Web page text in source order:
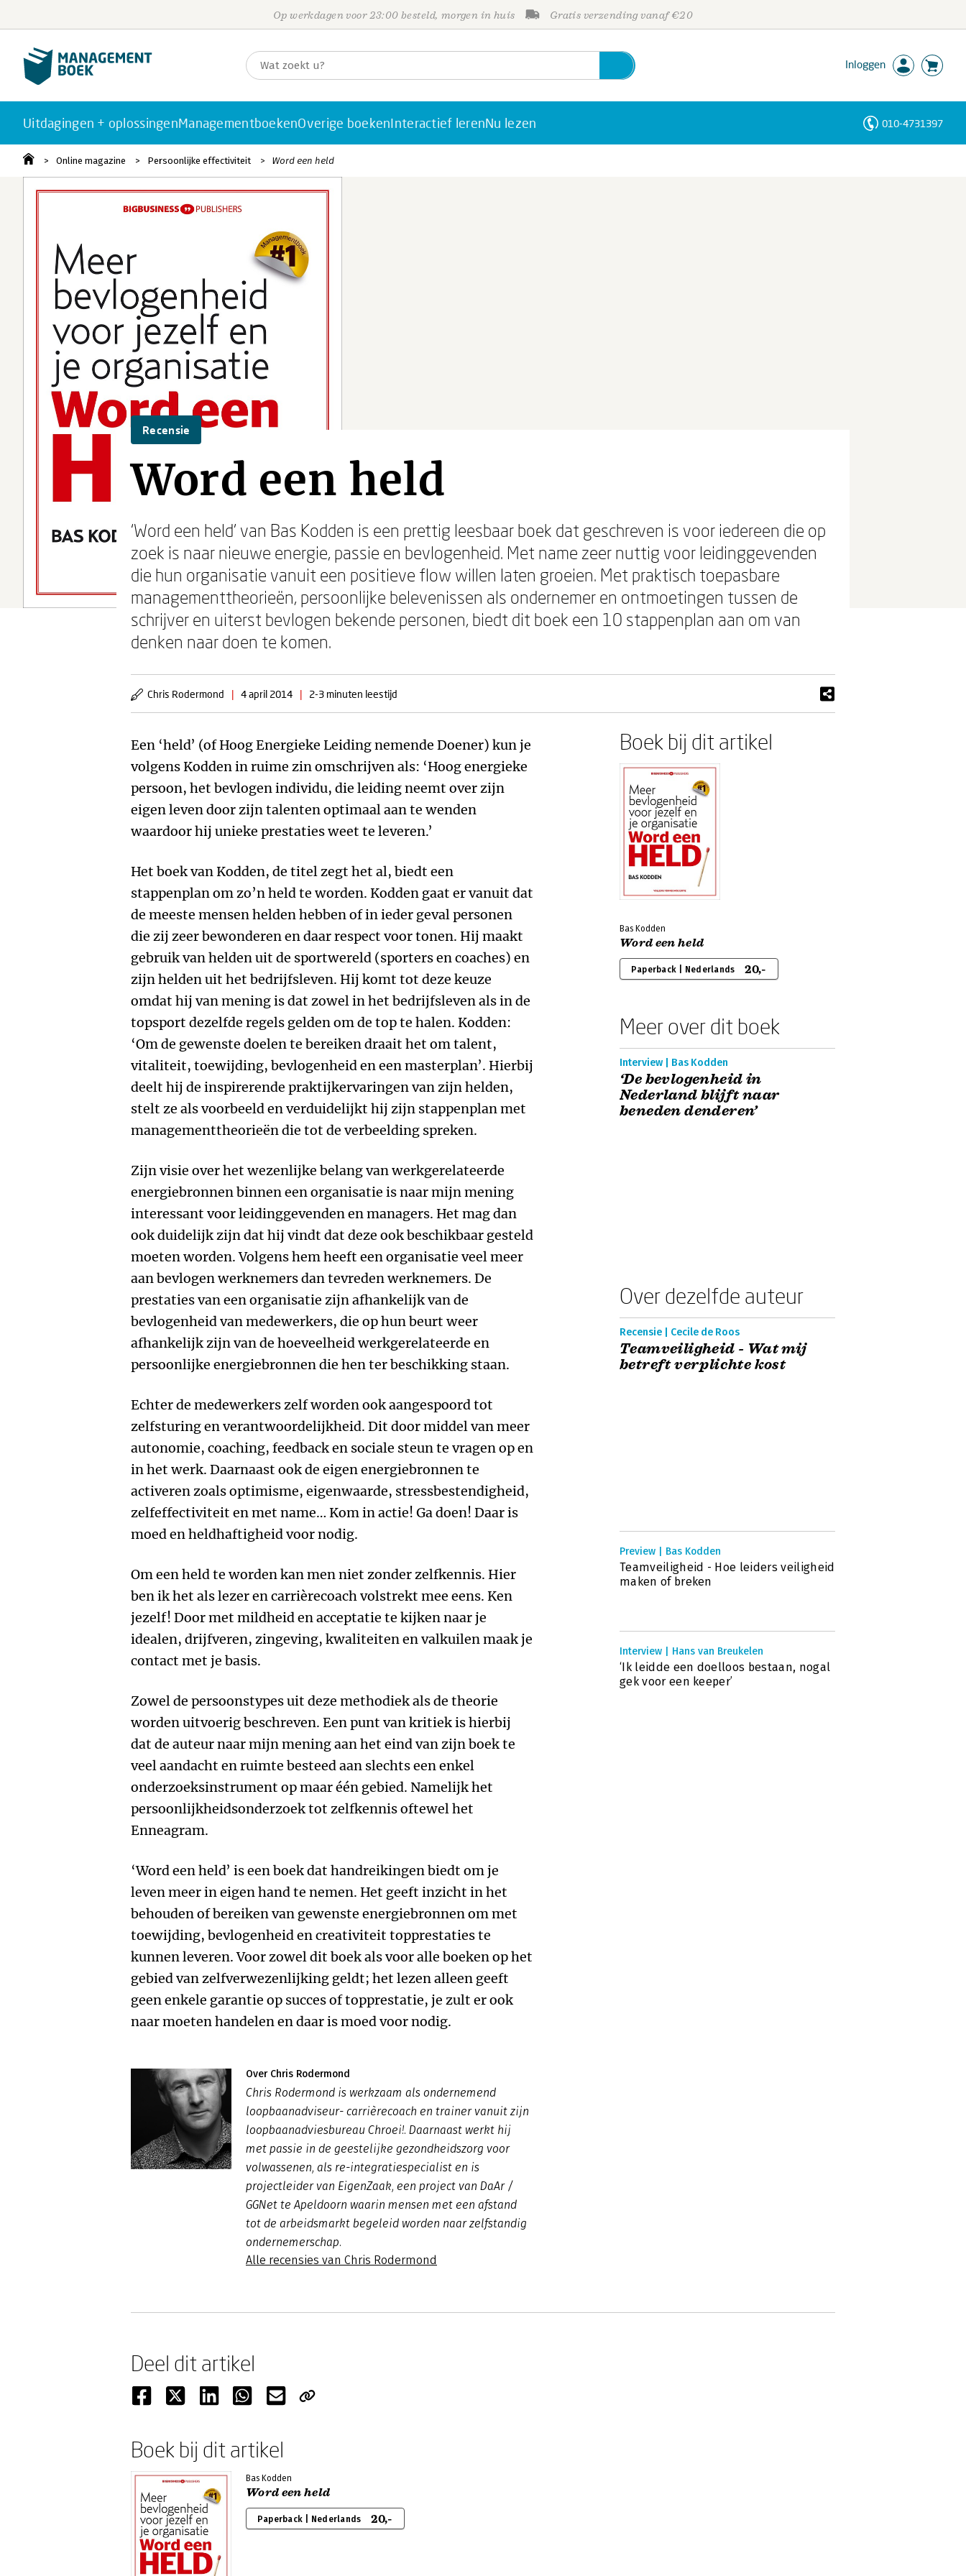
Op werkdagen voor 23:00 besteld, morgen in huis Gratis verzending vanaf €20
Inloggen
Uitdagingen + oplossingenManagementboekenOverige boekenInteractief lerenNu lezen 010-4731397
Online magazine Persoonlijke effectiviteit Word een held
Recensie
Word een held
‘Word een held’ van Bas Kodden is een prettig leesbaar boek dat geschreven is voor iedereen die op
zoek is naar nieuwe energie, passie en bevlogenheid. Met name zeer nuttig voor leidinggevenden
die hun organisatie vanuit een positieve flow willen laten groeien. Met praktisch toepasbare
managementtheorieën, persoonlijke belevenissen als ondernemer en ontmoetingen tussen de
schrijver en uiterst bevlogen bekende personen, biedt dit boek een 10 stappenplan aan om van
denken naar doen te komen.
Chris Rodermond | 4 april 2014 | 2-3 minuten leestijd
Een ‘held’ (of Hoog Energieke Leiding nemende Doener) kun je
volgens Kodden in ruime zin omschrijven als: ‘Hoog energieke
persoon, het bevlogen individu, die leiding neemt over zijn
eigen leven door zijn talenten optimaal aan te wenden
waardoor hij unieke prestaties weet te leveren.’
Het boek van Kodden, de titel zegt het al, biedt een
stappenplan om zo’n held te worden. Kodden gaat er vanuit dat
de meeste mensen helden hebben of in ieder geval personen
die zij zeer bewonderen en daar respect voor tonen. Hij maakt
gebruik van helden uit de sportwereld (sporters en coaches) en
zijn helden uit het bedrijfsleven. Hij komt tot deze keuze
omdat hij van mening is dat zowel in het bedrijfsleven als in de
topsport dezelfde regels gelden om de top te halen. Kodden:
‘Om de gewenste doelen te bereiken draait het om talent,
vitaliteit, toewijding, bevlogenheid en een masterplan’. Hierbij
deelt hij de inspirerende praktijkervaringen van zijn helden,
stelt ze als voorbeeld en verduidelijkt hij zijn stappenplan met
managementtheorieën die tot de verbeelding spreken.
Zijn visie over het wezenlijke belang van werkgerelateerde
energiebronnen binnen een organisatie is naar mijn mening
interessant voor leidinggevenden en managers. Het mag dan
ook duidelijk zijn dat hij vindt dat deze ook beschikbaar gesteld
moeten worden. Volgens hem heeft een organisatie veel meer
aan bevlogen werknemers dan tevreden werknemers. De
prestaties van een organisatie zijn afhankelijk van de
bevlogenheid van medewerkers, die op hun beurt weer
afhankelijk zijn van de hoeveelheid werkgerelateerde en
persoonlijke energiebronnen die hen ter beschikking staan.
Echter de medewerkers zelf worden ook aangespoord tot
zelfsturing en verantwoordelijkheid. Dit door middel van meer
autonomie, coaching, feedback en sociale steun te vragen op en
in het werk. Daarnaast ook de eigen energiebronnen te
activeren zoals optimisme, eigenwaarde, stressbestendigheid,
zelfeffectiviteit en met name… Kom in actie! Ga doen! Daar is
moed en heldhaftigheid voor nodig.
Om een held te worden kan men niet zonder zelfkennis. Hier
ben ik het als lezer en carrièrecoach volstrekt mee eens. Ken
jezelf! Door met mildheid en acceptatie te kijken naar je
idealen, drijfveren, zingeving, kwaliteiten en valkuilen maak je
contact met je basis.
Zowel de persoonstypes uit deze methodiek als de theorie
worden uitvoerig beschreven. Een punt van kritiek is hierbij
dat de auteur naar mijn mening aan het eind van zijn boek te
veel aandacht en ruimte besteed aan slechts een enkel
onderzoeksinstrument op maar één gebied. Namelijk het
persoonlijkheidsonderzoek tot zelfkennis oftewel het
Enneagram.
‘Word een held’ is een boek dat handreikingen biedt om je
leven meer in eigen hand te nemen. Het geeft inzicht in het
behouden of bereiken van gewenste energiebronnen om met
toewijding, bevlogenheid en creativiteit topprestaties te
kunnen leveren. Voor zowel dit boek als voor alle boeken op het
gebied van zelfverwezenlijking geldt; het lezen alleen geeft
geen enkele garantie op succes of topprestatie, je zult er ook
naar moeten handelen en daar is moed voor nodig.
Over Chris Rodermond
Chris Rodermond is werkzaam als ondernemend
loopbaanadviseur- carrièrecoach en trainer vanuit zijn
loopbaanadviesbureau Chroei!. Daarnaast werkt hij
met passie in de geestelijke gezondheidszorg voor
volwassenen, als re-integratiespecialist en is
projectleider van EigenZaak, een project van DaAr /
GGNet te Apeldoorn waarin mensen met een afstand
tot de arbeidsmarkt begeleid worden naar zelfstandig
ondernemerschap.
Alle recensies van Chris Rodermond
Boek bij dit artikel
Bas Kodden
Word een held
Paperback | Nederlands 20,-
Meer over dit boek
Interview | Bas Kodden
‘De bevlogenheid in
Nederland blijft naar
beneden denderen’
Over dezelfde auteur
Recensie | Cecile de Roos
Teamveiligheid - Wat mij
betreft verplichte kost
Preview | Bas Kodden
Teamveiligheid - Hoe leiders veiligheid
maken of breken
Interview | Hans van Breukelen
‘Ik leidde een doelloos bestaan, nogal
gek voor een keeper’
Deel dit artikel
Boek bij dit artikel
Bas Kodden
Word een held
Paperback | Nederlands 20,-
Personen